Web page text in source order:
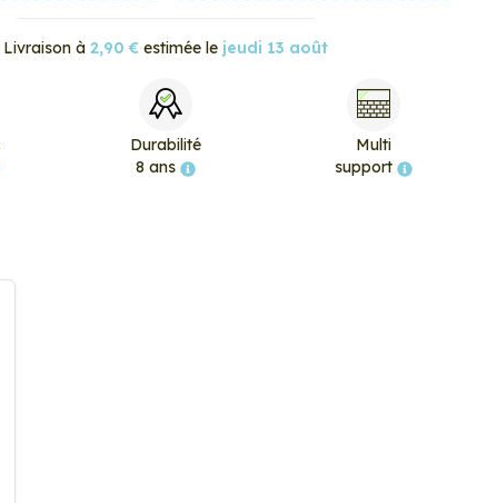
Livraison à 2,90 € estimée le jeudi 13 août
Durabilité
8 ans
Multi
support